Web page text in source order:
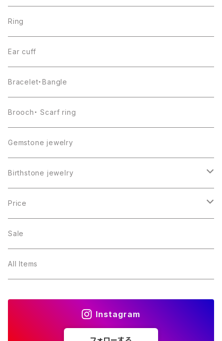
Ring
Ear cuff
Bracelet・Bangle
Brooch・ Scarf ring
Gemstone jewelry
Birthstone jewelry
１月・ガーネット
２月・アメジスト
３月・アクアマリン
Price
～5000円
～10000円
Sale
All Items
Instagram